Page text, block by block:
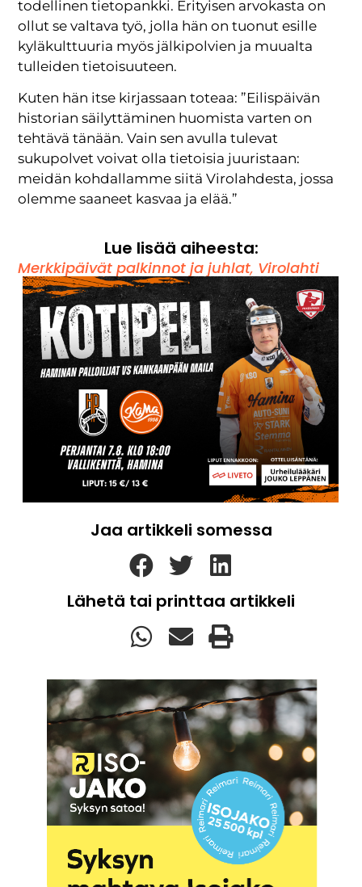
todellinen tietopankki. Erityisen arvokasta on
ollut se valtava työ, jolla hän on tuonut esille
kyläkulttuuria myös jälkipolvien ja muualta
tulleiden tietoisuuteen.
Kuten hän itse kirjassaan toteaa: ”Eilispäivän
historian säilyttäminen huomista varten on
tehtävä tänään. Vain sen avulla tulevat
sukupolvet voivat olla tietoisia juuristaan:
meidän kohdallamme siitä Virolahdesta, jossa
olemme saaneet kasvaa ja elää.”
Lue lisää aiheesta:
Merkkipäivät palkinnot ja juhlat, Virolahti
Jaa artikkeli somessa
Lähetä tai printtaa artikkeli